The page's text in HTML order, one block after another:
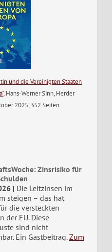
und die Vereinigten Staaten
, Hans-Werner Sinn, Herder
2025, 352 Seiten.
Zinsrisiko für
Die Leitzinsen im
steigen – das hat
die versteckten
der EU. Diese
sind nicht
Ein Gastbeitrag. Zum